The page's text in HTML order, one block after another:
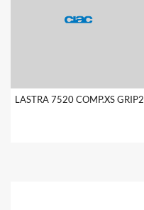
LASTRA 7520 COMP.XS GRIP2